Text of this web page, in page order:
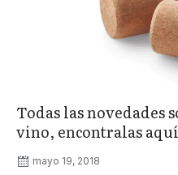
Todas las novedades
vino, encontralas aquí
mayo 19, 2018